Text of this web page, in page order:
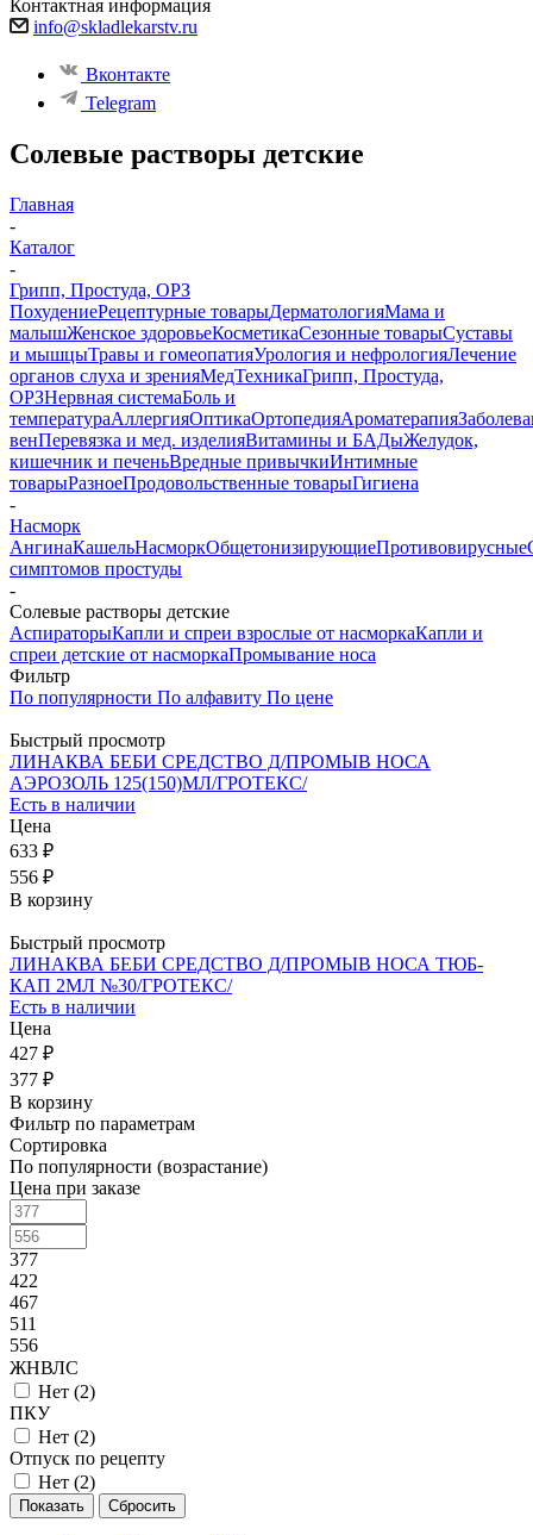
Контактная информация
info@skladlekarstv.ru
Вконтакте
Telegram
Солевые растворы детские
Главная
-
Каталог
-
Грипп, Простуда, ОРЗ
ПохудениеРецептурные товарыДерматологияМама и
малышЖенское здоровьеКосметикаСезонные товарыСуставы
и мышцыТравы и гомеопатияУрология и нефрологияЛечение
органов слуха и зренияМедТехникаГрипп, Простуда,
ОРЗНервная системаБоль и
температураАллергияОптикаОртопедияАроматерапия
венПеревязка и мед. изделияВитамины и БАДыЖелудок,
кишечник и печеньВредные привычкиИнтимные
товарыРазноеПродовольственные товарыГигиена
-
Насморк
АнгинаКашельНасморкОбщетонизирующиеПротивовирусные
симптомов простуды
-
Солевые растворы детские
АспираторыКапли и спреи взрослые от насморкаКапли и
спреи детские от насморкаПромывание носа
Фильтр
По популярности По алфавиту По цене
Быстрый просмотр
ЛИНАКВА БЕБИ СРЕДСТВО Д/ПРОМЫВ НОСА
АЭРОЗОЛЬ 125(150)МЛ/ГРОТЕКС/
Есть в наличии
Цена
633 ₽
556 ₽
В корзину
Быстрый просмотр
ЛИНАКВА БЕБИ СРЕДСТВО Д/ПРОМЫВ НОСА ТЮБ-
КАП 2МЛ №30/ГРОТЕКС/
Есть в наличии
Цена
427 ₽
377 ₽
В корзину
Фильтр по параметрам
Сортировка
По популярности (возрастание)
Цена при заказе
377
422
467
511
556
ЖНВЛС
Нет (2)
ПКУ
Нет (2)
Отпуск по рецепту
Нет (2)
Сбросить